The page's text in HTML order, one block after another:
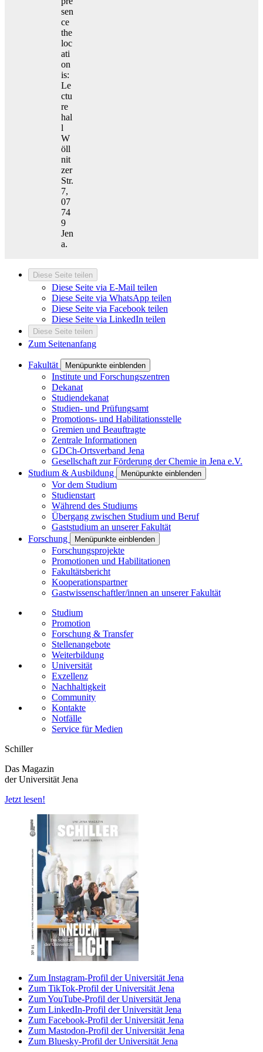
sen
ce
the
loc
ati
on
is:
Le
ctu
re
hal
l
W
öll
nit
zer
Str.
7,
07
74
9
Jen
a.
Diese Seite teilen
Diese Seite via E-Mail teilen
Diese Seite via WhatsApp teilen
Diese Seite via Facebook teilen
Diese Seite via LinkedIn teilen
Diese Seite teilen
Zum Seitenanfang
Fakultät Menüpunkte einblenden
Institute und Forschungszentren
Dekanat
Studiendekanat
Studien- und Prüfungsamt
Promotions- und Habilitationsstelle
Gremien und Beauftragte
Zentrale Informationen
GDCh-Ortsverband Jena
Gesellschaft zur Förderung der Chemie in Jena e.V.
Studium & Ausbildung
Menüpunkte einblenden
Vor dem Studium
Studienstart
Während des Studiums
Übergang zwischen Studium und Beruf
Gaststudium an unserer Fakultät
Forschung
Menüpunkte einblenden
Forschungsprojekte
Promotionen und Habilitationen
Fakultätsbericht
Kooperationspartner
Gastwissenschaftler/innen an unserer Fakultät
Studium
Promotion
Forschung & Transfer
Stellenangebote
Weiterbildung
Universität
Exzellenz
Nachhaltigkeit
Community
Kontakte
Notfälle
Service für Medien
Schiller
Das Magazin
der Universität Jena
Jetzt lesen!
Zum Instagram-Profil der Universität Jena
Zum TikTok-Profil der Universität Jena
Zum YouTube-Profil der Universität Jena
Zum LinkedIn-Profil der Universität Jena
Zum Facebook-Profil der Universität Jena
Zum Mastodon-Profil der Universität Jena
Zum Bluesky-Profil der Universität Jena